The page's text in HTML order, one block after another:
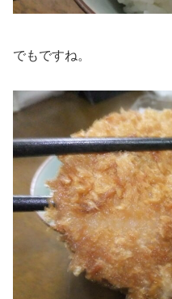
でもですね。